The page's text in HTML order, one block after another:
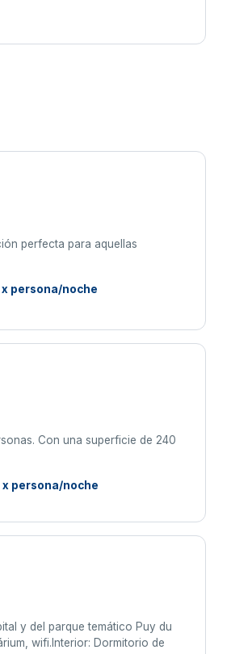
perfecta para aquellas
x persona/noche
Con una superficie de 240
x persona/noche
y del parque temático Puy du
wifi.Interior: Dormitorio de